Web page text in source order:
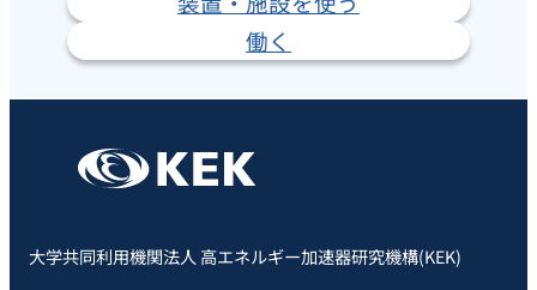
働く
大学共同利用機関法人 高エネルギー加速器研究機構(KEK)